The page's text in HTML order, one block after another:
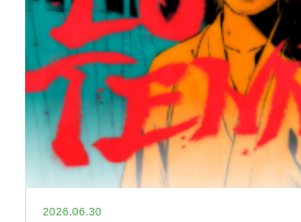
2026.06.30